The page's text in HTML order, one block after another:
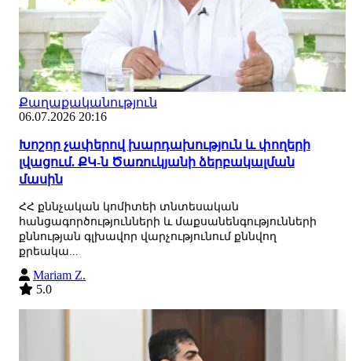
Քաղաքականություն
06.07.2026 20:16
Խոշոր չափերով խարդախություն և փողերի
լվացում. ՔԿ-ն Ծառուկյանի ձերբակալման
մասին
ՀՀ քննչական կոմիտեի տնտեսական
հանցագործությունների և մաքսանենգությունների
քննության գլխավոր վարչությունում քննվող
քրեակա...
Mariam Z.
5.0